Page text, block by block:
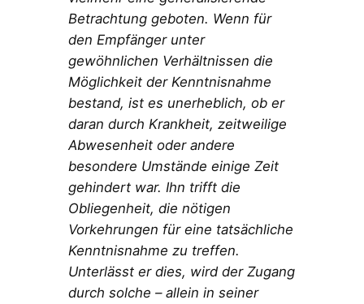
Betrachtung geboten. Wenn für
den Empfänger unter
gewöhnlichen Verhältnissen die
Möglichkeit der Kenntnisnahme
bestand, ist es unerheblich, ob er
daran durch Krankheit, zeitweilige
Abwesenheit oder andere
besondere Umstände einige Zeit
gehindert war. Ihn trifft die
Obliegenheit, die nötigen
Vorkehrungen für eine tatsächliche
Kenntnisnahme zu treffen.
Unterlässt er dies, wird der Zugang
durch solche – allein in seiner